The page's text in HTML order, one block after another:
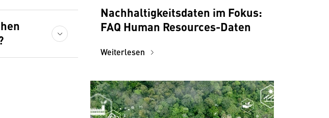
Nachhaltigkeitsdaten im Fokus:
FAQ Human Resources-Daten
Weiterlesen